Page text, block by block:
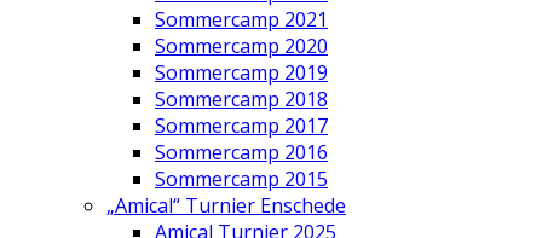
Sommercamp 2021
Sommercamp 2020
Sommercamp 2019
Sommercamp 2018
Sommercamp 2017
Sommercamp 2016
Sommercamp 2015
„Amical“ Turnier Enschede
Amical Turnier 2025